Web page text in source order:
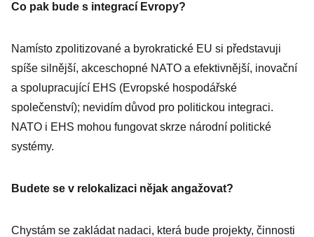
Co pak bude s integrací Evropy?
Namísto zpolitizované a byrokratické EU si představuji
spíše silnější, akceschopné NATO a efektivnější, inovační
a spolupracující EHS (Evropské hospodářské
společenství); nevidím důvod pro politickou integraci.
NATO i EHS mohou fungovat skrze národní politické
systémy.
Budete se v relokalizaci nějak angažovat?
Chystám se zakládat nadaci, která bude projekty, činnosti